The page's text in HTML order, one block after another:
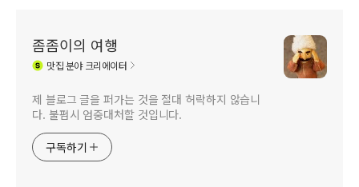
2021년 2월 9일 단타
매매 실패
9일 단타 매매 성공
좀좀이의 여행
맛집분야 크리에이터
제 블로그 글을 퍼가는 것을 절대 허락하지 않습니
다. 불펌시 엄중대처할 것입니다.
구독하기